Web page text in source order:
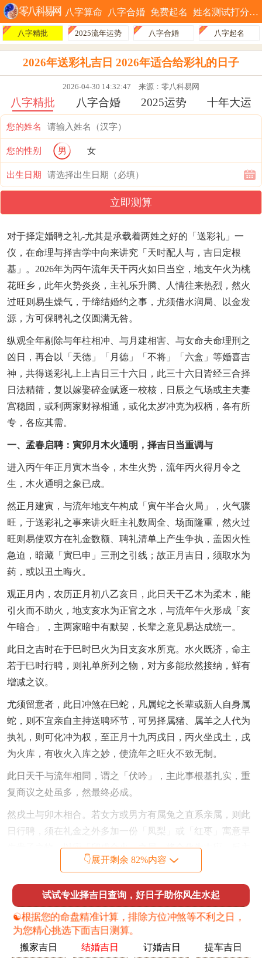
八字算命 八字合婚 免费起名 姓名测试打分
八字精批 2025流年运势 八字合婚 八字起名
2026年送彩礼吉日 2026年适合给彩礼的日子
2026-04-30 14:32:47 来源：零八科易网
八字精批 八字合婚 2025运势 十年大运
您的姓名
您的性别 男 女
出生日期
立即测算
对于择定婚聘之礼-尤其是承载着两姓之好的「送彩礼」一
仪，在命理与择吉学中向来讲究「天时配人与，吉日定根
基」。2026年为丙午流年天干丙火如日当空，地支午火为桃
花旺乡，此年火势炎炎，主礼乐升腾、人情往来热烈，然火
过旺则易生燥气，于缔结婚约之事，尤须借水润局、以金发
源，方可保聘礼之仪圆满无咎。
纵观全年剔除与年柱相冲、与月建相害、与女命夫命理刑之
凶日，再合以「天德」「月德」「不将」「六盒」等婚喜吉
神，共得送彩礼上上吉日三十六日，此三十六日皆经三合择
日法精筛，复以嫁娶碎金赋逐一校核，日辰之气场或主夫妻
宫稳固，或利两家财禄相通，或化太岁冲克为权柄，各有所
专，各应其需。
一、孟春启聘：寅卯月木火通明，择吉日当重调与
进入丙午年正月寅木当令，木生火势，流年丙火得月令之
生，木火通明之象已成。
然正月建寅，与流年地支午构成「寅午半合火局」，火气骤
旺，于送彩礼之事来讲火旺主礼数周全、场面隆重，然火过
旺则易使双方在礼金数额、聘礼清单上产生争执，盖因火性
急迫，暗藏「寅巳申」三刑之引线；故正月吉日，须取水为
药，或以丑土晦火。
观正月内，农历正月初八乙亥日，此日天干乙木为柔木，能
引火而不助火，地支亥水为正官之水，与流年午火形成「亥
午暗合」，主两家暗中有默契，长辈之意见易达成统一。
此日之吉时在于巳时巳火为日支亥水所克。水火既济，命主
若于巳时行聘，则礼单所列之物，对方多能欣然接纳，鲜有
增减之议。
尤须留意者，此日冲煞在巳蛇，凡属蛇之长辈或新人自身属
蛇，则不宜亲自主持送聘环节，可另择属猪、属羊之人代为
执礼，则可化冲为权，至正月十九丙戌日，丙火坐戌土，戌
为火库，有收火入库之妙，使流年之旺火不致无制。
此日天干与流年相同，谓之「伏吟」，主此事根基扎实，重
复商议之处虽多，然最终必成。
然戌土与卯木相合。若女方或男方有属兔之直系亲属，则此
日行聘，须在礼金之外多加一份「凤梨」或「红枣」寓意早
生贵子之物，以应「卯戌合火」之局，将合化为吉应，反主
进入二月卯月卯木与流年午火构成「卯午相破」。破者，破
碎也，主礼数易有疏漏，或礼品在运送途中出现小损。故二
月择吉，重中之重在于化解「卯午破」。农历二月十一丁未
日，丁火为灯烛之火，柔而不烈，未土为燥土但内藏乙木、
己土、丁火，为木火余气之库。
👇展开剩余 82%内容
试试专业择吉日查询，好日子助你风生水起
☯️根据您的命盘精准计算，排除方位冲煞等不利之日，
为您精心挑选下面吉日测算。
搬家吉日 结婚吉日 订婚吉日 提车吉日